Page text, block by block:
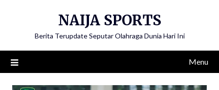
NAIJA SPORTS
Berita Terupdate Seputar Olahraga Dunia Hari Ini
Menu